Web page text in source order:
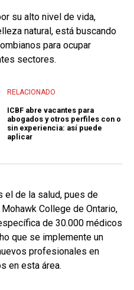
su alto nivel de vida,
natural, está buscando
para ocupar
sectores.
RELACIONADO
ICBF abre vacantes para
abogados y otros perfiles con o
sin experiencia: así puede
aplicar
el de la salud, pues de
College de Ontario,
de 30.000 médicos
que se implemente un
profesionales en
en esta área.